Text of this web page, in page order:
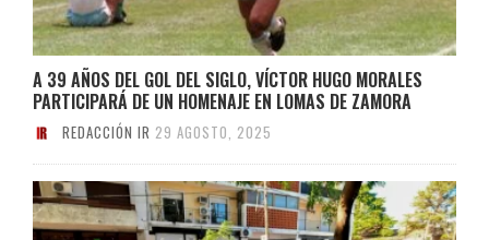
A 39 AÑOS DEL GOL DEL SIGLO, VÍCTOR HUGO MORALES
PARTICIPARÁ DE UN HOMENAJE EN LOMAS DE ZAMORA
REDACCIÓN IR 29 AGOSTO, 2025